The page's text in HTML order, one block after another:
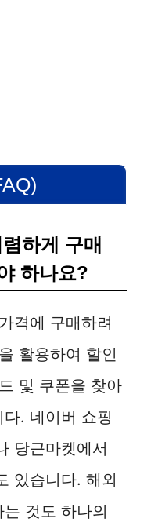
하게 구매
하나요?
격에 구매하려
활용하여 할인
및 쿠폰을 찾아
. 네이버 쇼핑
당근마켓에서
있습니다. 해외
것도 하나의